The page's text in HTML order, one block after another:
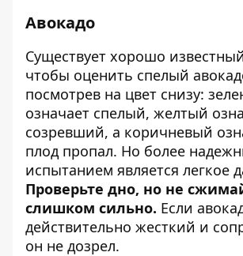
Авокадо
Существует хорошо
чтобы оценить спелый
посмотрев на цвет снизу:
означает спелый, желтый
созревший, а коричневый
плод пропал. Но более
испытанием является легкое
Проверьте дно, но не
слишком сильно. Если
действительно жесткий и
он не дозрел.